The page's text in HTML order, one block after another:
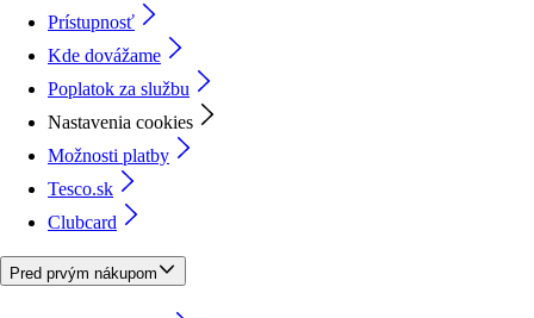
Prístupnosť
Kde dovážame
Poplatok za službu
Nastavenia cookies
Možnosti platby
Tesco.sk
Clubcard
Pred prvým nákupom